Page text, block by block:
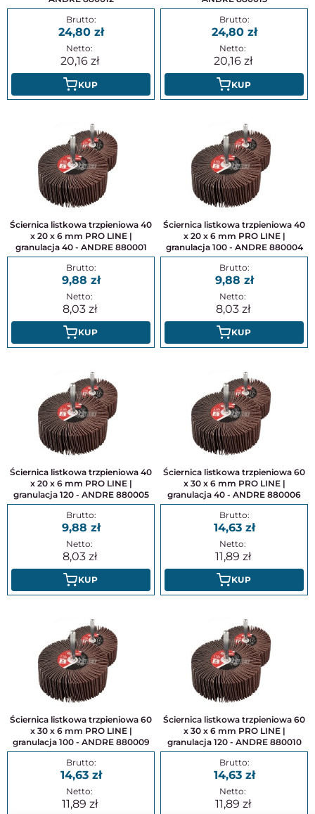
24,80
20,16
KUP
24,80
20,16
KUP
Ściernica listkowa trzpieniowa 40
x 20 x 6 mm PRO LINE |
granulacja 40 - ANDRE 880001
9,88
8,03
KUP
Ściernica listkowa trzpieniowa 40
x 20 x 6 mm PRO LINE |
granulacja 100 - ANDRE 880004
9,88
8,03
KUP
Ściernica listkowa trzpieniowa 40
x 20 x 6 mm PRO LINE |
granulacja 120 - ANDRE 880005
9,88
8,03
KUP
Ściernica listkowa trzpieniowa 60
x 30 x 6 mm PRO LINE |
granulacja 40 - ANDRE 880006
14,63
11,89
KUP
Ściernica listkowa trzpieniowa 60
x 30 x 6 mm PRO LINE |
granulacja 100 - ANDRE 880009
14,63
11,89
Ściernica listkowa trzpieniowa 60
x 30 x 6 mm PRO LINE |
granulacja 120 - ANDRE 880010
14,63
11,89